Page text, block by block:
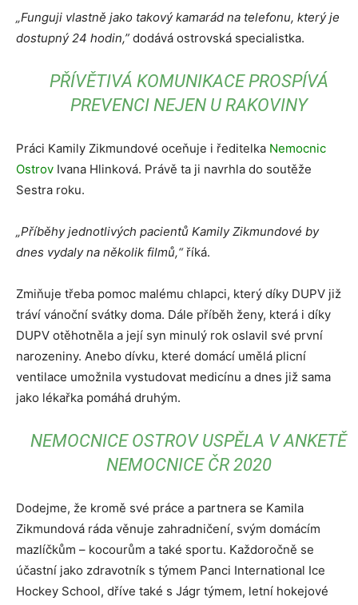
„Funguji vlastně jako takový kamarád na telefonu, který je
dostupný 24 hodin,” dodává ostrovská specialistka.
PŘÍVĚTIVÁ KOMUNIKACE PROSPÍVÁ
PREVENCI NEJEN U RAKOVINY
Práci Kamily Zikmundové oceňuje i ředitelka Nemocnic
Ostrov Ivana Hlinková. Právě ta ji navrhla do soutěže
Sestra roku.
„Příběhy jednotlivých pacientů Kamily Zikmundové by
dnes vydaly na několik filmů,“říká.
Zmiňuje třeba pomoc malému chlapci, který díky DUPV již
tráví vánoční svátky doma. Dále příběh ženy, která i díky
DUPV otěhotněla a její syn minulý rok oslavil své první
narozeniny. Anebo dívku, které domácí umělá plicní
ventilace umožnila vystudovat medicínu a dnes již sama
jako lékařka pomáhá druhým.
NEMOCNICE OSTROV USPĚLA V ANKETĚ
NEMOCNICE ČR 2020
Dodejme, že kromě své práce a partnera se Kamila
Zikmundová ráda věnuje zahradničení, svým domácím
mazlíčkům – kocourům a také sportu. Každoročně se
účastní jako zdravotník s týmem Panci International Ice
Hockey School, dříve také s Jágr týmem, letní hokejové